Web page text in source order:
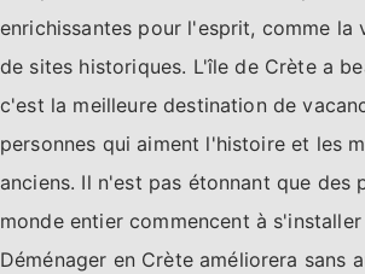
enrichissantes pour l'esprit, comme la
de sites historiques. L'île de Crète a
c'est la meilleure destination de
personnes qui aiment l'histoire et les
anciens. Il n'est pas étonnant que des
monde entier commencent à s'installer
Déménager en Crète améliorera sans